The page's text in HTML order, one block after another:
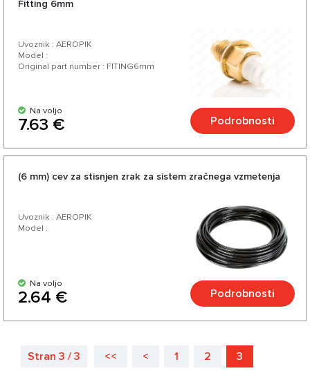
Fitting 6mm
Uvoznik : AEROPIK
Model :
Original part number : FITING6mm
Na voljo
7.63 € Podrobnosti
(6 mm) cev za stisnjen zrak za sistem zračnega vzmetenja
Uvoznik : AEROPIK
Model :
Na voljo
2.64 € Podrobnosti
Stran 3 / 3 << < 1 2 3